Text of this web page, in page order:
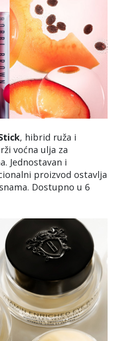
, hibrid ruža i
voćna ulja za
Jednostavan i
proizvod ostavlja
Dostupno u 6